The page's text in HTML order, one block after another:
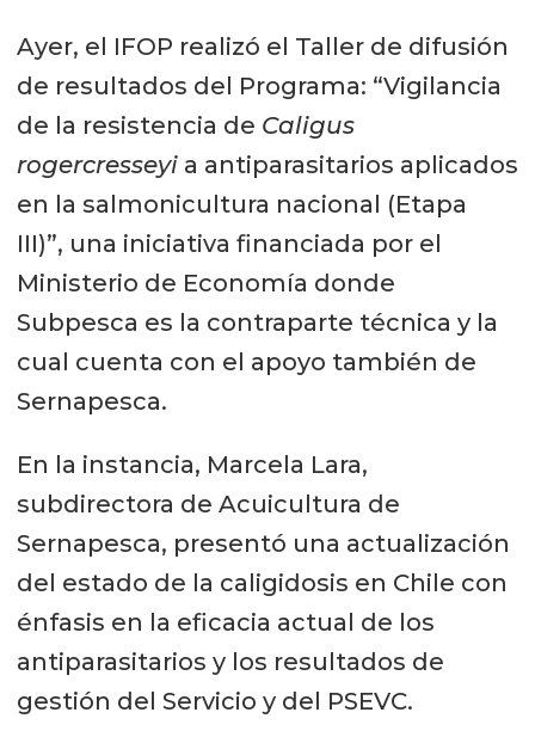
Ayer, el IFOP realizó el Taller de difusión
de resultados del Programa: “Vigilancia
de la resistencia de Caligus
rogercresseyia antiparasitarios aplicados
en la salmonicultura nacional (Etapa
III)”, una iniciativa financiada por el
Ministerio de Economía donde
Subpesca es la contraparte técnica y la
cual cuenta con el apoyo también de
Sernapesca.
En la instancia, Marcela Lara,
subdirectora de Acuicultura de
Sernapesca, presentó una actualización
del estado de la caligidosis en Chile con
énfasis en la eficacia actual de los
antiparasitarios y los resultados de
gestión del Servicio y del PSEVC.